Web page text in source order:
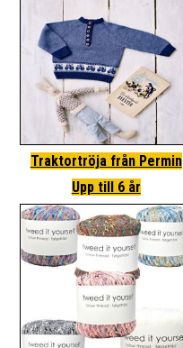
Traktortröja från Permin
Upp till 6 år